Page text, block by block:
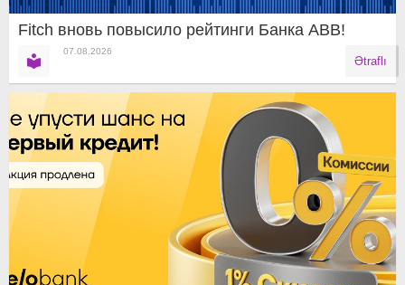
Fitch вновь повысило рейтинги Банка ABB!
07.08.2026
Ətraflı